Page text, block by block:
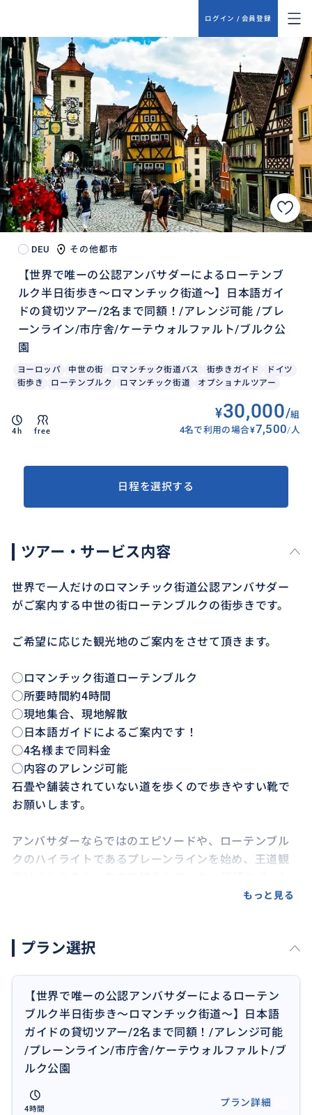
ログイン / 会員登録
DEU その他都市
【世界で唯ーの公認アンバサダーによるローテンブ
ルク半日街歩き〜ロマンチック街道〜】日本語ガイ
ドの貸切ツアー/2名まで同額！/アレンジ可能 /プレ
ーンライン/市庁舎/ケーテウォルファルト/ブルク公
園
ヨーロッパ 中世の街 ロマンチック街道バス 街歩きガイド
ドイツ
街歩き
ローテンブルク ロマンチック街道 オプショナルツアー
4h free
¥30,000/組
4名で利用の場合¥7,500/人
日程を選択する
ツアー・サービス内容
世界で一人だけのロマンチック街道公認アンバサダー
がご案内する中世の街ローテンブルクの街歩きです。
ご希望に応じた観光地のご案内をさせて頂きます。
◯ロマンチック街道ローテンブルク
◯所要時間約4時間
◯現地集合、現地解散
◯日本語ガイドによるご案内です！
◯4名様まで同料金
◯内容のアレンジ可能
石畳や舗装されていない道を歩くので歩きやすい靴で
お願いします。
アンバサダーならではのエピソードや、ローテンブル
クのハイライトであるプレーンラインを始め、王道観
などもご紹介します。おすすめのご飯やスイーツもご
毎週日曜日に開催している1時間のミニ街歩きは別途掲
もっと見る
プラン選択
【世界で唯ーの公認アンバサダーによるローテン
ブルク半日街歩き〜ロマンチック街道〜】日本語
ガイドの貸切ツアー/2名まで同額！/アレンジ可能
/プレーンライン/市庁舎/ケーテウォルファルト/ブ
ルク公園
4時間
プラン詳細